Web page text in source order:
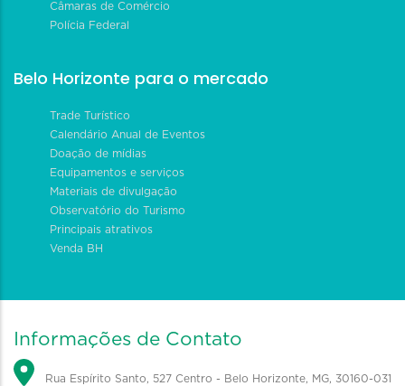
Câmaras de Comércio
Polícia Federal
Belo Horizonte para o mercado
Trade Turístico
Calendário Anual de Eventos
Doação de mídias
Equipamentos e serviços
Materiais de divulgação
Observatório do Turismo
Principais atrativos
Venda BH
Informações de Contato
Rua Espírito Santo, 527 Centro - Belo Horizonte, MG, 30160-031